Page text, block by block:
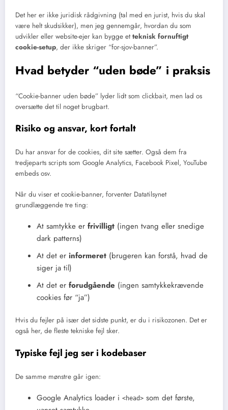
Det her er ikke juridisk rådgivning (tal med en jurist, hvis du skal
være helt skudsikker), men jeg gennemgår, hvordan du som
udvikler eller website-ejer kan bygge etteknisk fornuftigt
cookie-setup, der ikke skriger “for-sjov-banner”.
Hvad betyder “uden bøde” i praksis
“Cookie-banner uden bøde” lyder lidt som clickbait, men lad os
oversætte det til noget brugbart.
Risiko og ansvar, kort fortalt
Du har ansvar for de cookies, dit site sætter. Også dem fra
tredjeparts scripts som Google Analytics, Facebook Pixel, YouTube
embeds osv.
Når du viser et cookie-banner, forventer Datatilsynet
grundlæggende tre ting:
At samtykke er frivilligt (ingen tvang eller snedige
dark patterns)
At det er informeret (brugeren kan forstå, hvad de
siger ja til)
At det er forudgående (ingen samtykkekrævende
cookies før “ja”)
Hvis du fejler på især det sidste punkt, er du i risikozonen. Det er
også her, de fleste tekniske fejl sker.
Typiske fejl jeg ser i kodebaser
De samme mønstre går igen:
Google Analytics loader i <head> som det første,